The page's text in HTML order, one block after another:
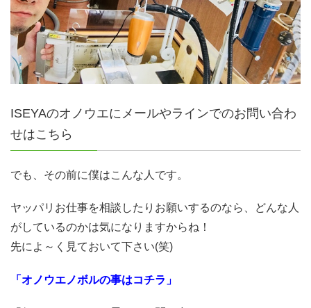
ISEYAのオノウエにメールやラインでのお問い合わ
せはこちら
でも、その前に僕はこんな人です。
ヤッパリお仕事を相談したりお願いするのなら、どんな人
がしているのかは気になりますからね！
先によ～く見ておいて下さい(笑)
「オノウエノボルの事はコチラ」